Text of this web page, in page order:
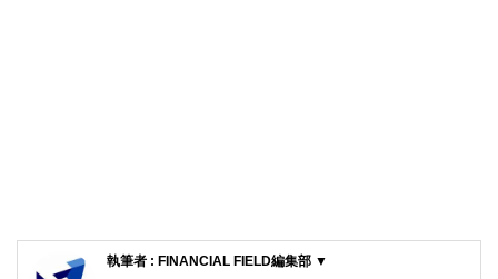
執筆者 : FINANCIAL FIELD編集部 ▼